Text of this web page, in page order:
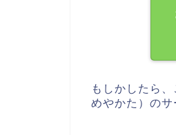
もしかしたら
めやかた）のサ